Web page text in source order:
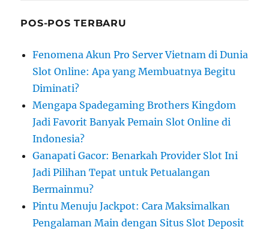
POS-POS TERBARU
Fenomena Akun Pro Server Vietnam di Dunia
Slot Online: Apa yang Membuatnya Begitu
Diminati?
Mengapa Spadegaming Brothers Kingdom
Jadi Favorit Banyak Pemain Slot Online di
Indonesia?
Ganapati Gacor: Benarkah Provider Slot Ini
Jadi Pilihan Tepat untuk Petualangan
Bermainmu?
Pintu Menuju Jackpot: Cara Maksimalkan
Pengalaman Main dengan Situs Slot Deposit